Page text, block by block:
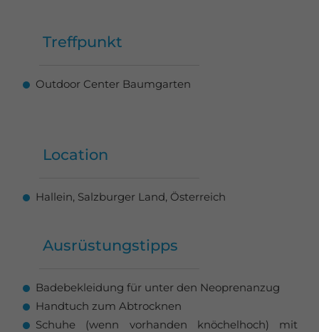
Treffpunkt
Outdoor Center Baumgarten
Location
Hallein, Salzburger Land, Österreich
Ausrüstungstipps
Badebekleidung für unter den Neoprenanzug
Handtuch zum Abtrocknen
Schuhe (wenn vorhanden knöchelhoch) mit